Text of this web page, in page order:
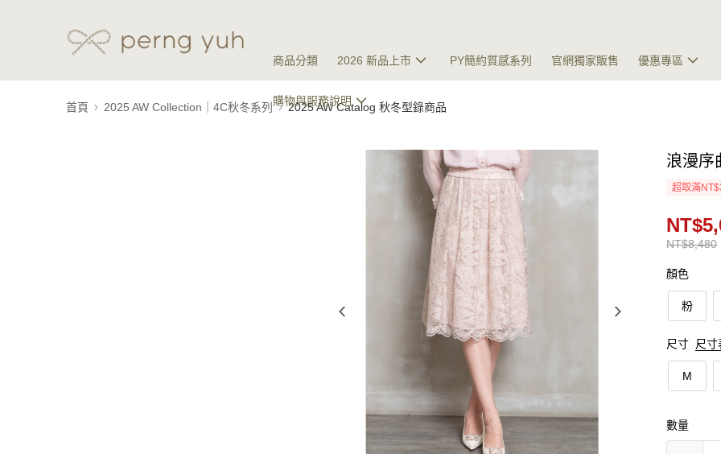
商品分類 2026 新品上市 PY簡約質感系列 官網獨家販售 優惠專區
購物與服務說明
首頁 2025 AW Collection｜4C秋冬系列 2025 AW Catalog 秋冬型錄商品
浪漫序
超取滿
NT$8,480
顏色
粉
尺寸 尺寸
M
數量